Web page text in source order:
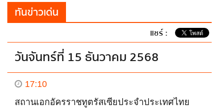
ทันข่าวเด่น
แชร์ :
วันจันทร์ที่ 15 ธันวาคม 2568
17:10
สถานเอกอัครราชทูตรัสเซียประจำประเทศไทย